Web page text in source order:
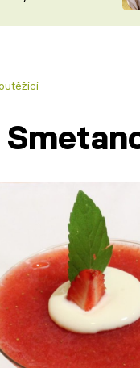
NA TALÍŘI